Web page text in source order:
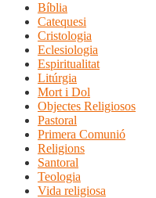
Bíblia
Catequesi
Cristologia
Eclesiologia
Espiritualitat
Litúrgia
Mort i Dol
Objectes Religiosos
Pastoral
Primera Comunió
Religions
Santoral
Teologia
Vida religiosa